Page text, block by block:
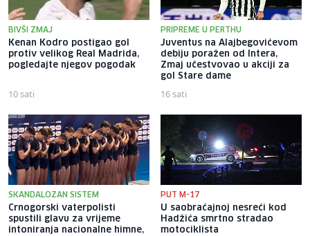
BIVŠI ZMAJ
Kenan Kodro postigao gol
protiv velikog Real Madrida,
pogledajte njegov pogodak
10 sati
PRIPREME U PERTHU
Juventus na Alajbegovićevom
debiju poražen od Intera,
Zmaj učestvovao u akciji za
gol Stare dame
16 sati
SKANDALOZAN SISTEM
Crnogorski vaterpolisti
spustili glavu za vrijeme
intoniranja nacionalne himne,
PUT M-17
U saobraćajnoj nesreći kod
Hadžića smrtno stradao
motociklista